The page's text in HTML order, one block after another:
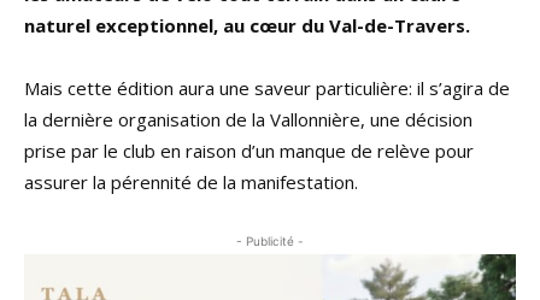
naturel exceptionnel, au cœur du Val-de-Travers.
Mais cette édition aura une saveur particulière: il s’agira de
la dernière organisation de la Vallonnière, une décision
prise par le club en raison d’un manque de relève pour
assurer la pérennité de la manifestation.
- Publicité -